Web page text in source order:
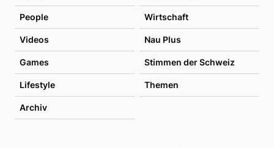
People Wirtschaft
Videos Nau Plus
Games Stimmen der Schweiz
Lifestyle Themen
Archiv